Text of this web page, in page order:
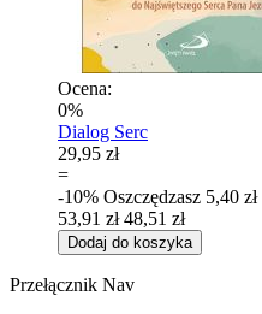
Ocena:
0%
Dialog Serc
29,95 zł
=
-10% Oszczędzasz 5,40 zł
53,91 zł 48,51 zł
Dodaj do koszyka
Przełącznik Nav